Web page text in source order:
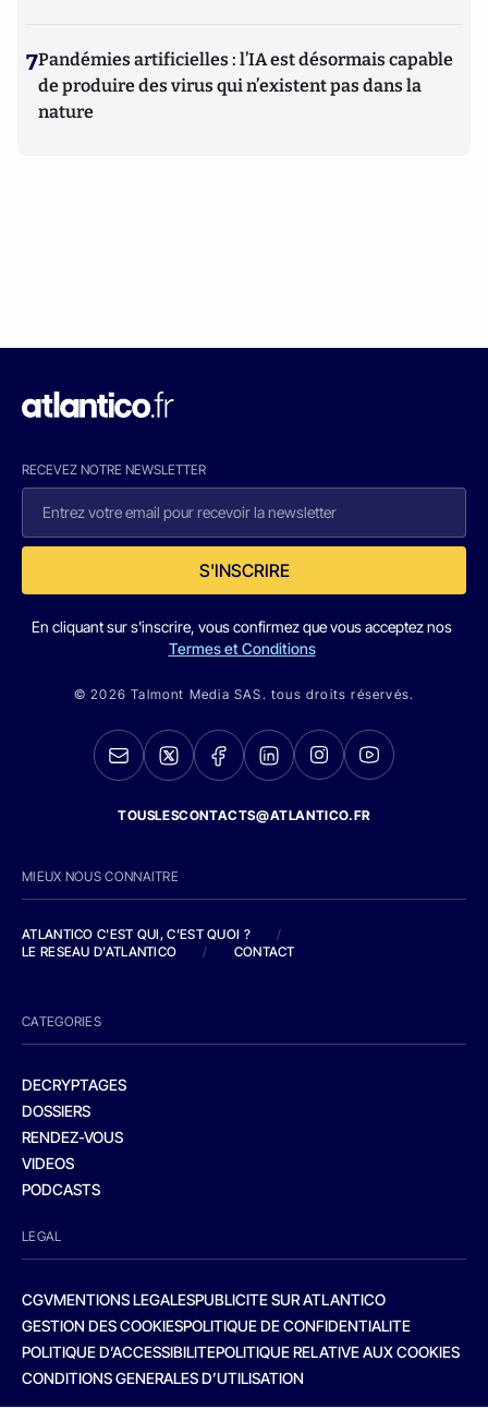
7Pandémies artificielles : l’IA est désormais capable
de produire des virus qui n’existent pas dans la
nature
RECEVEZ NOTRE NEWSLETTER
S'INSCRIRE
En cliquant sur s'inscrire, vous confirmez que vous acceptez nos
Termes et Conditions
© 2026 Talmont Media SAS. tous droits réservés.
TOUSLESCONTACTS@ATLANTICO.FR
MIEUX NOUS CONNAITRE
ATLANTICO C'EST QUI, C'EST QUOI ?
/
LE RESEAU D'ATLANTICO
/ CONTACT
CATEGORIES
DECRYPTAGES
DOSSIERS
RENDEZ-VOUS
VIDEOS
PODCASTS
LEGAL
CGVMENTIONS LEGALESPUBLICITE SUR ATLANTICO
GESTION DES COOKIESPOLITIQUE DE CONFIDENTIALITE
POLITIQUE D’ACCESSIBILITEPOLITIQUE RELATIVE AUX COOKIES
CONDITIONS GENERALES D’UTILISATION